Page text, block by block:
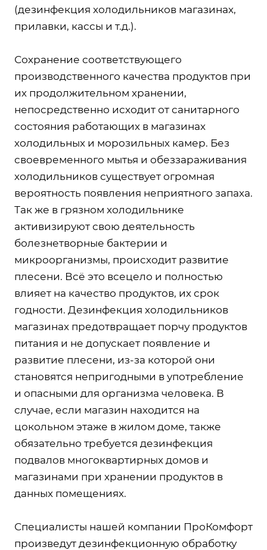
(дезинфекция холодильников магазинах,
прилавки, кассы и т.д.).
Сохранение соответствующего
производственного качества продуктов при
их продолжительном хранении,
непосредственно исходит от санитарного
состояния работающих в магазинах
холодильных и морозильных камер. Без
своевременного мытья и обеззараживания
холодильников существует огромная
вероятность появления неприятного запаха.
Так же в грязном холодильнике
активизируют свою деятельность
болезнетворные бактерии и
микроорганизмы, происходит развитие
плесени. Всё это всецело и полностью
влияет на качество продуктов, их срок
годности. Дезинфекция холодильников
магазинах предотвращает порчу продуктов
питания и не допускает появление и
развитие плесени, из-за которой они
становятся непригодными в употребление
и опасными для организма человека. В
случае, если магазин находится на
цокольном этаже в жилом доме, также
обязательно требуется дезинфекция
подвалов многоквартирных домов и
магазинами при хранении продуктов в
данных помещениях.
Специалисты нашей компании ПроКомфорт
произведут дезинфекционную обработку